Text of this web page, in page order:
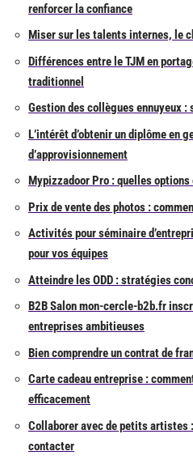
renforcer la confiance
Miser sur les talents internes, le
Différences entre le TJM en
traditionnel
Gestion des collègues ennuyeux
L’intérêt d’obtenir un diplôme en
d’approvisionnement
Mypizzadoor Pro : quelles
Prix de vente des photos :
Activités pour séminaire
pour vos équipes
Atteindre les ODD : stratégies
B2B Salon mon-cercle-b2b.fr
entreprises ambitieuses
Bien comprendre un contrat de
Carte cadeau entreprise :
efficacement
Collaborer avec de petits artistes
contacter